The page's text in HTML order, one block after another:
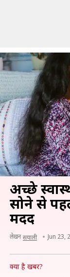
अच्छे
सोने से
मदद
लेखन सयाली Jun 23,
क्या है खबर?